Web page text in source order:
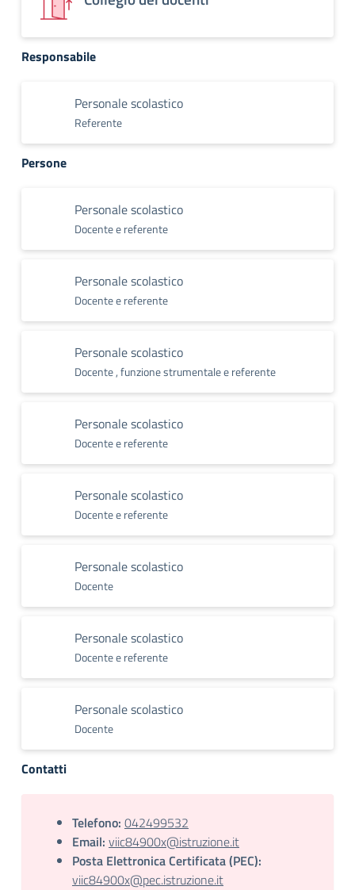
Responsabile
Personale scolastico
Referente
Persone
Personale scolastico
Docente e referente
Personale scolastico
Docente e referente
Personale scolastico
Docente , funzione strumentale e referente
Personale scolastico
Docente e referente
Personale scolastico
Docente e referente
Personale scolastico
Docente
Personale scolastico
Docente e referente
Personale scolastico
Docente
Contatti
Telefono: 042499532
Email: viic84900x@istruzione.it
Posta Elettronica Certificata (PEC):
viic84900x@pec.istruzione.it